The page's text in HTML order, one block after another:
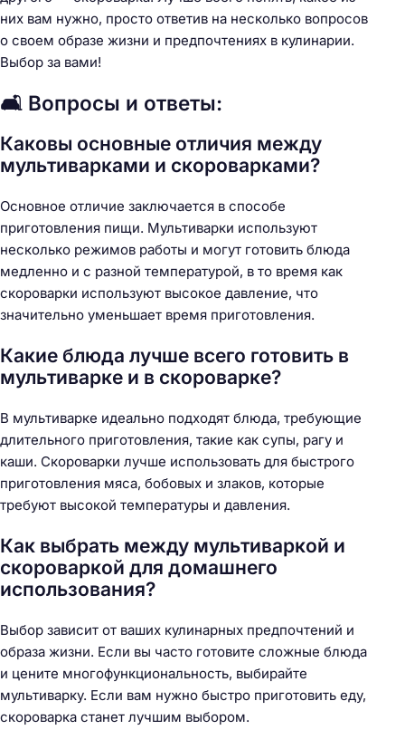
них вам нужно, просто ответив на несколько вопросов
о своем образе жизни и предпочтениях в кулинарии.
Выбор за вами!
🛋️ Вопросы и ответы:
Каковы основные отличия между
мультиварками и скороварками?
Основное отличие заключается в способе
приготовления пищи. Мультиварки используют
несколько режимов работы и могут готовить блюда
медленно и с разной температурой, в то время как
скороварки используют высокое давление, что
значительно уменьшает время приготовления.
Какие блюда лучше всего готовить в
мультиварке и в скороварке?
В мультиварке идеально подходят блюда, требующие
длительного приготовления, такие как супы, рагу и
каши. Скороварки лучше использовать для быстрого
приготовления мяса, бобовых и злаков, которые
требуют высокой температуры и давления.
Как выбрать между мультиваркой и
скороваркой для домашнего
использования?
Выбор зависит от ваших кулинарных предпочтений и
образа жизни. Если вы часто готовите сложные блюда
и цените многофункциональность, выбирайте
мультиварку. Если вам нужно быстро приготовить еду,
скороварка станет лучшим выбором.